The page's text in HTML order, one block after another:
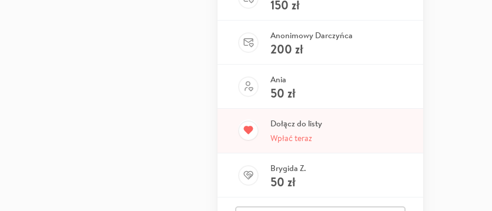
150 zł
Anonimowy Darczyńca
200 zł
Ania
50 zł
Dołącz do listy
Wpłać teraz
Brygida Z.
50 zł